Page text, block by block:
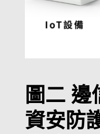
圖二
資安防